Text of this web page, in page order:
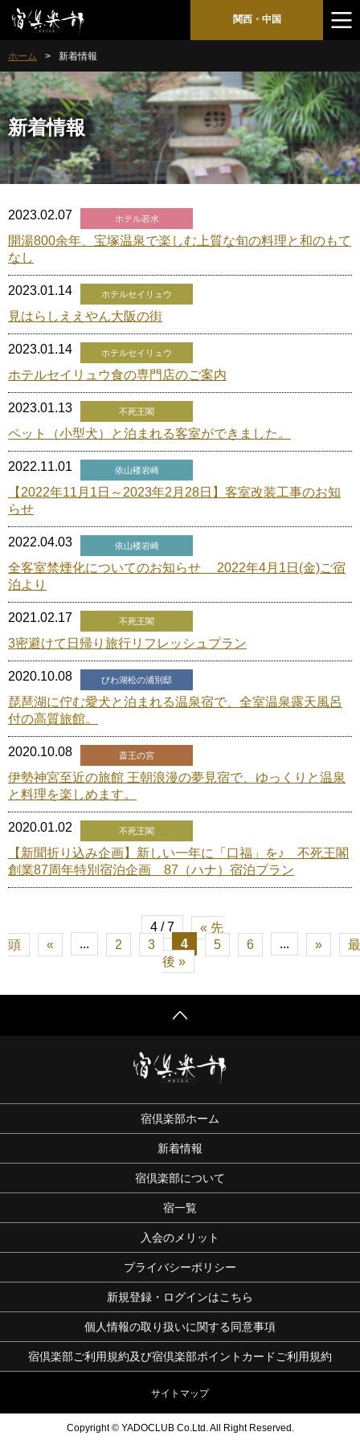
関西・中国
ホーム 新着情報
新着情報
2023.02.07 ホテル若水
開湯800余年、宝塚温泉で楽しむ上質な旬の料理と和のもて
なし
2023.01.14 ホテルセイリュウ
見はらしええやん大阪の街
2023.01.14 ホテルセイリュウ
ホテルセイリュウ食の専門店のご案内
2023.01.13 不死王閣
ペット（小型犬）と泊まれる客室ができました。
2022.11.01 依山楼岩崎
【2022年11月1日～2023年2月28日】客室改装工事のお知
らせ
2022.04.03 依山楼岩崎
全客室禁煙化についてのお知らせ 2022年4月1日(金)ご宿
泊より
2021.02.17 不死王閣
3密避けて日帰り旅行リフレッシュプラン
2020.10.08 びわ湖松の浦別邸
琵琶湖に佇む愛犬と泊まれる温泉宿で、全室温泉露天風呂
付の高質旅館。
2020.10.08 斎王の宮
伊勢神宮至近の旅館 王朝浪漫の夢見宿で、ゆっくりと温泉
と料理を楽しめます。
2020.01.02 不死王閣
【新聞折り込み企画】新しい一年に「口福」を♪ 不死王閣
創業87周年特別宿泊企画 87（ハナ）宿泊プラン
4 / 7
« 先
頭
« ... 2 3 4 5 6 ... »
最
後 »
宿倶楽部ホーム
新着情報
宿倶楽部について
宿一覧
入会のメリット
プライバシーポリシー
新規登録・ログインはこちら
個人情報の取り扱いに関する同意事項
宿倶楽部ご利用規約及び宿倶楽部ポイントカードご利用規約
サイトマップ
Copyright © YADOCLUB Co.Ltd. All Right Reserved.